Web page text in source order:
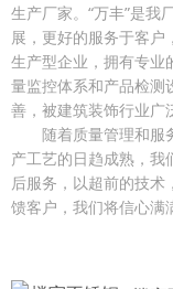
生产厂家。“万丰”是我
展，更好的服务于客
生产型企业，拥有专业
量监控体系和产品检测
善，被建筑装饰行业广
随着质量管理和服
产工艺的日趋成熟，我
后服务，以超前的技
馈客户，我们将信心满